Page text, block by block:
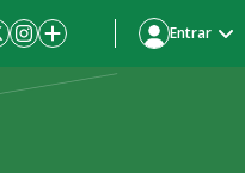
Entrar